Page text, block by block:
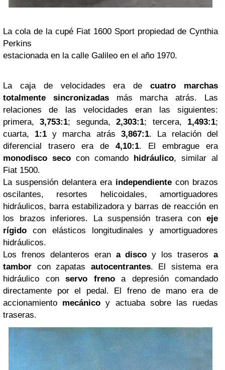
La cola de la cupé Fiat 1600 Sport propiedad de Cynthia
Perkins
estacionada en la calle Galileo en el año 1970.
La caja de velocidades era decuatro marchas
totalmente sincronizadasmás marcha atrás. Las
relaciones de las velocidades eran las siguientes:
primera,3,753:1; segunda,2,303:1; tercera, 1,493:1;
cuarta, 1:1 y marcha atrás 3,867:1. La relación del
diferencial trasero era de 4,10:1. El embrague era
monodisco seco con comando hidráulico, similar al
Fiat 1500.
La suspensión delantera era independiente con brazos
oscilantes, resortes helicoidales, amortiguadores
hidráulicos, barra estabilizadora y barras de reacción en
los brazos inferiores. La suspensión trasera con eje
rígido con elásticos longitudinales y amortiguadores
hidráulicos.
Los frenos delanteros eran a disco y los traserosa
tambor con zapatas autocentrantes. El sistema era
hidráulico con servo frenoa depresión comandado
directamente por el pedal. El freno de mano era de
accionamiento mecánicoy actuaba sobre las ruedas
traseras.